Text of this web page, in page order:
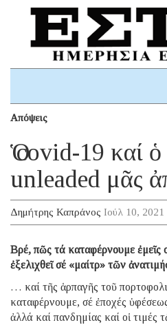
Απόψεις
Ὁ covid-19 καί
unleaded μᾶς
Δημήτρης Καπράνος Ιούλ 10, 2021
Βρέ, πῶς τά καταφέρνουμε ἐμεῖς
ἐξελιχθεῖ σέ «μαίτρ» τῶν
… καί τῆς ἁρπαγῆς τοῦ
καταφέρνουμε, σέ ἐποχές
ἀλλά καί πανδημίας καί οἱ τιμές